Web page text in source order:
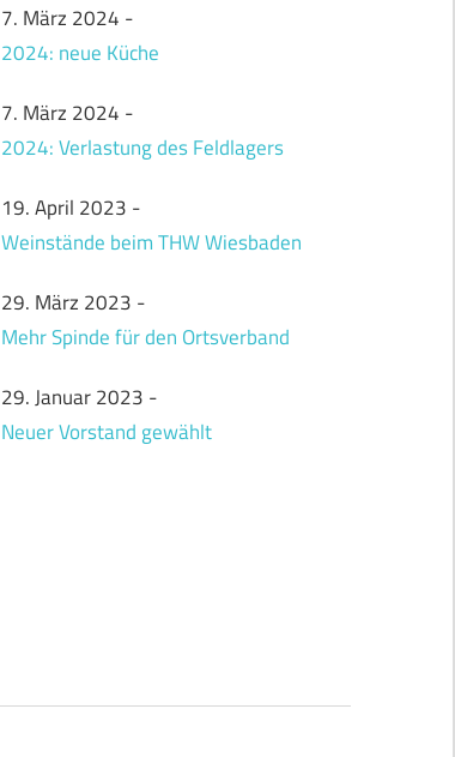
7. März 2024 -
2024: neue Küche
7. März 2024 -
2024: Verlastung des Feldlagers
19. April 2023 -
Weinstände beim THW Wiesbaden
29. März 2023 -
Mehr Spinde für den Ortsverband
29. Januar 2023 -
Neuer Vorstand gewählt